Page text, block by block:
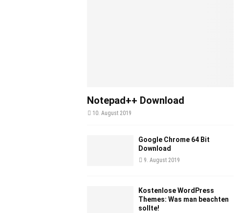
Notepad++ Download
10. August 2019
Google Chrome 64 Bit
Download
9. August 2019
Kostenlose WordPress
Themes: Was man beachten
sollte!